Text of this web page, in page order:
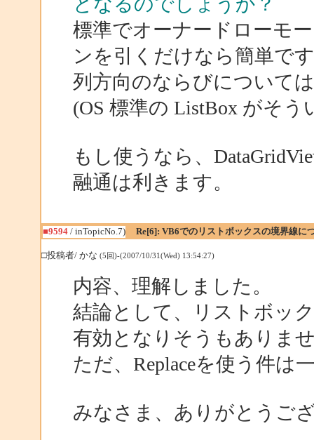
標準でオーナードローモ
ンを引くだけなら簡単で
列方向のならびについて
(OS 標準の ListBox がそ
もし使うなら、
融通は利きます。
■9594/ inTopicNo.7) Re[6]: VB6でのリストボックスの境界線に
□投稿者/ かな (5回)-(2007/10/31(Wed) 13:54:27)
内容、理解しました。
結論として、リストボッ
有効となりそうもありま
ただ、Replaceを使う件は
みなさま、ありがとうご